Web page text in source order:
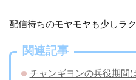
配信待ちのモヤモヤも少しラ
関連記事
チャンギヨンの兵役期間